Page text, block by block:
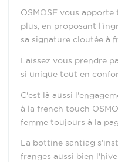
OSMOSE vous
plus, en proposant
sa signature cloutée à
Laissez vous prendre
si unique tout en
C'est là aussi
à la french touch
femme toujours à la
La bottine santiag
franges aussi bien